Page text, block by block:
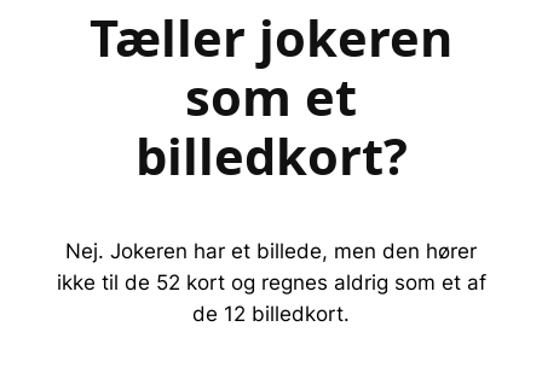
Tæller jokeren
som et
billedkort?
Nej. Jokeren har et billede, men den hører
ikke til de 52 kort og regnes aldrig som et af
de 12 billedkort.